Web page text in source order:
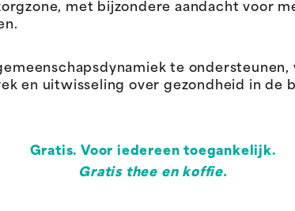
met bijzondere aandacht voor
te
en uitwisseling over gezondheid in de
Gratis. Voor iedereen toegankelijk.
Gratis thee en koffie.